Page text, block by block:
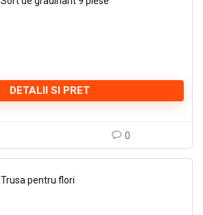
DETALII SI PRET
0
Trusa pentru flori